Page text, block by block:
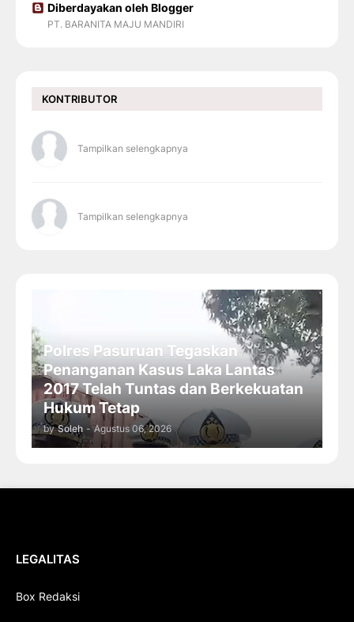
Diberdayakan oleh Blogger
PT. BARANITA MAJU MANDIRI
KONTRIBUTOR
Tampilkan selengkapnya
Tampilkan selengkapnya
Polres Pasuruan Tegaskan
Penanganan Kasus Laka Lantas
2017 Telah Tuntas dan Berkekuatan
Hukum Tetap
by Soleh - Agustus 06, 2026
LEGALITAS
Box Redaksi